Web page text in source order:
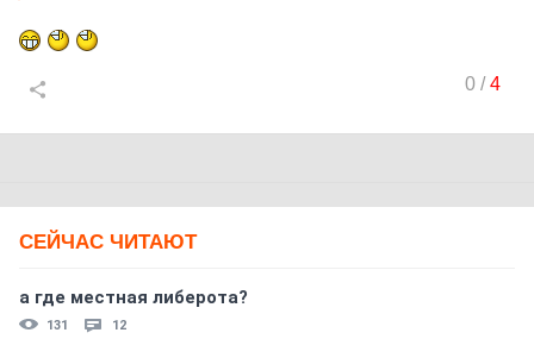
0/4
СЕЙЧАС ЧИТАЮТ
а где местная либерота?
131 12